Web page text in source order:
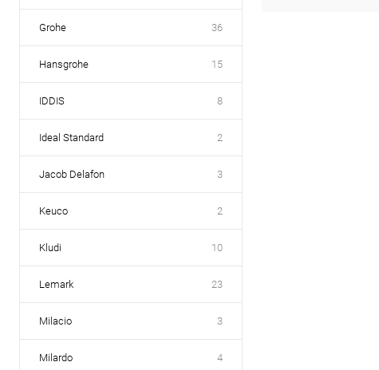
Grohe 36
Hansgrohe 15
IDDIS 8
Ideal Standard 2
Jacob Delafon 3
Keuco 2
Kludi 10
Lemark 23
Milacio 3
Milardo 4